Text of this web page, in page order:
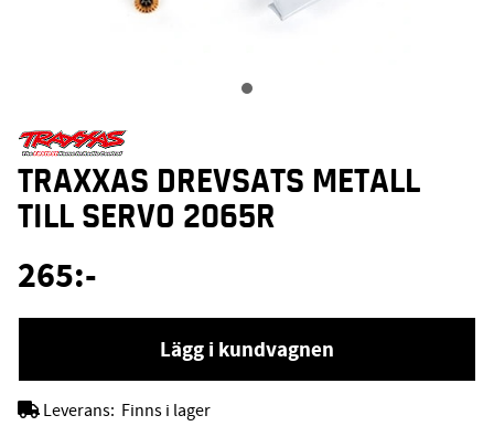
TRAXXAS DREVSATS METALL
TILL SERVO 2065R
265:-
Lägg i kundvagnen
Leverans: Finns i lager